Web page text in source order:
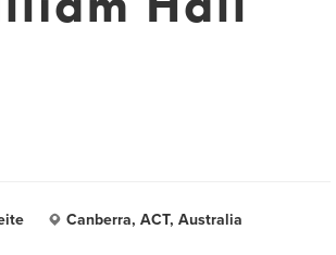
Canberra, ACT, Australia